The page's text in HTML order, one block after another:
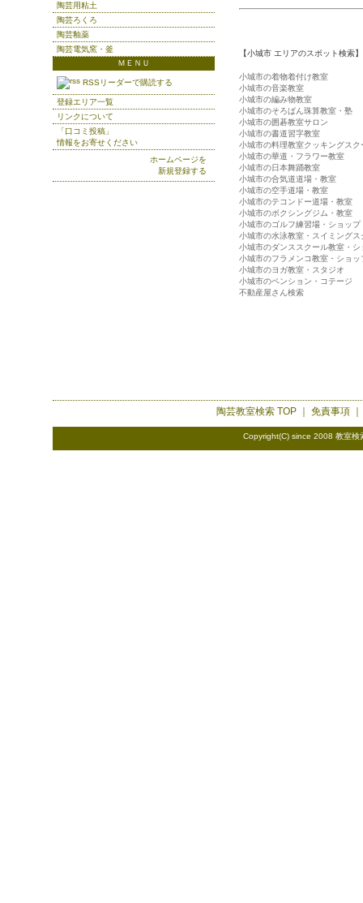
【小城市 エリアのスポット検索】
小城市の着物着付け教室
小城市の音楽教室
小城市の編み物教室
小城市のそろばん珠算教室・塾
小城市の囲碁教室サロン
小城市の書道習字教室
小城市の料理教室クッキングスク
小城市の華道・フラワー教室
小城市の日本舞踊教室
小城市の合気道道場・教室
小城市の空手道場・教室
小城市のテコンドー道場・教室
小城市のボクシングジム・教室
小城市のゴルフ練習場・ショップ
小城市の水泳教室・スイミングス
小城市のダンススクール教室・シ
小城市のフラメンコ教室・ショッ
小城市のヨガ教室・スタジオ
小城市のペンション・コテージ
不動産屋さん検索
陶芸用粘土
陶芸ろくろ
陶芸釉薬
陶芸電気窯・釜
ＭＥＮＵ
RSSリーダーで購読する
登録エリア一覧
リンクについて
「口コミ投稿」
情報をお寄せください
ホームページを
新規登録する
陶芸教室検索TOP ｜ 免責事項
Copyright(C) since 2008 教室検